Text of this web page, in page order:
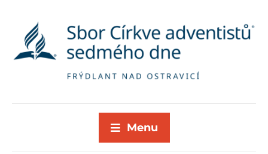
Menu